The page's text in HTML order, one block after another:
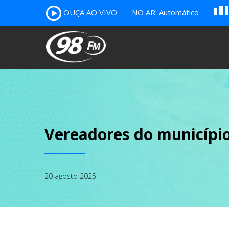
OUÇA AO VIVO NO AR: Automático B c
Vereadores do
20 agosto 2025